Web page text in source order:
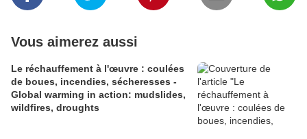
Vous aimerez aussi
Le réchauffement à l'œuvre : coulées
de boues, incendies, sécheresses -
Global warming in action: mudslides,
wildfires, droughts